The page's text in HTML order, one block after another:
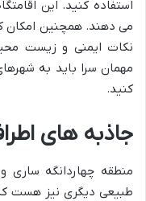
استفاده کنید. این
می دهند. همچنین
نکات ایمنی و زیست
مهمان سرا باید به
کنید.
جاذبه های
منطقه چهاردانگه ساری
طبیعی دیگری نیز هست